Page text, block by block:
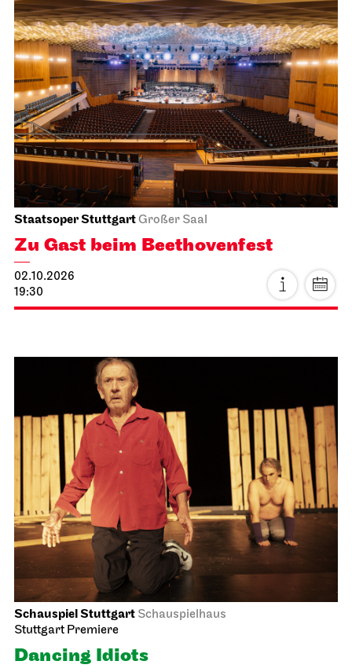
Staatsoper StuttgartGroßer Saal
Zu Gast beim Beethovenfest
02.10.2026
19:30
Schauspiel Stuttgart Schauspielhaus
Stuttgart Premiere
Dancing Idiots